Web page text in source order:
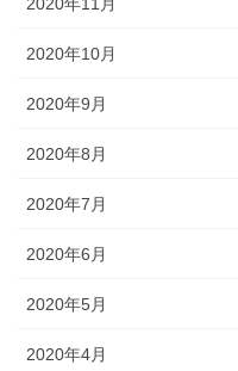
2020年11月
2020年10月
2020年9月
2020年8月
2020年7月
2020年6月
2020年5月
2020年4月